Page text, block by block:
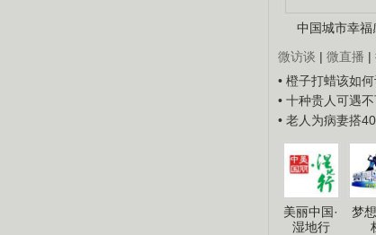
中国城市幸福
微访谈 | 微直播 |
• 橙子打蜡该如
• 十种贵人可遇
• 老人为病妻搭
美丽中国·
湿地行
梦